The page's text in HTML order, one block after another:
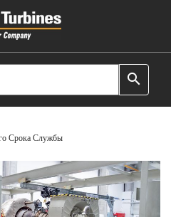
search
Срока Службы